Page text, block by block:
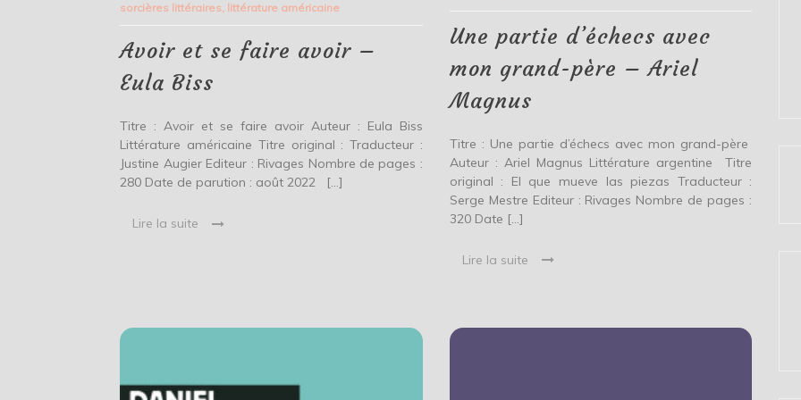
faire
Eula
sorcières littéraires, littérature américaine
Avoir et se faire avoir –
Eula Biss
Titre : Avoir et se faire avoir Auteur : Eula Biss
Littérature américaine Titre original : Traducteur :
Justine Augier Editeur : Rivages Nombre de pages :
280 Date de parution : août 2022 […]
Lire la suite
père
Une partie d’échecs avec
mon grand-père – Ariel
Magnus
Titre : Une partie d’échecs avec mon grand-père
Auteur : Ariel Magnus Littérature argentine Titre
original : El que mueve las piezas Traducteur :
Serge Mestre Editeur : Rivages Nombre de pages :
320 Date […]
Lire la suite